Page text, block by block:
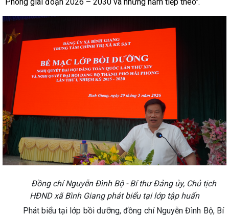
Đồng chí Nguyễn Đình Bộ - Bí thư Đảng ủy, Chủ tịch
HĐND xã Bình Giang phát biểu tại lớp tập huấn
Phát biểu tại lớp bồi dưỡng, đồng chí Nguyễn Đình Bộ, Bí